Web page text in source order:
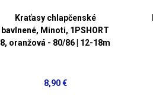
Kraťasy chlapčenské
bavlnené, Minoti, 1PSHORT
8, oranžová - 80/86 | 12-18m
8,90 €